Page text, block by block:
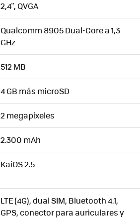
2,4", QVGA
Qualcomm 8905 Dual-Core a 1,3
GHz
512 MB
4 GB más microSD
2 megapíxeles
2.300 mAh
KaiOS 2.5
LTE (4G), dual SIM, Bluetooth 4.1,
GPS, conector para auriculares y